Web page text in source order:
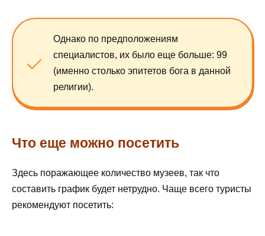
Однако по предположениям
специалистов, их было еще больше: 99
(именно столько эпитетов бога в данной
религии).
Что еще можно посетить
Здесь поражающее количество музеев, так что
составить график будет нетрудно. Чаще всего туристы
рекомендуют посетить: